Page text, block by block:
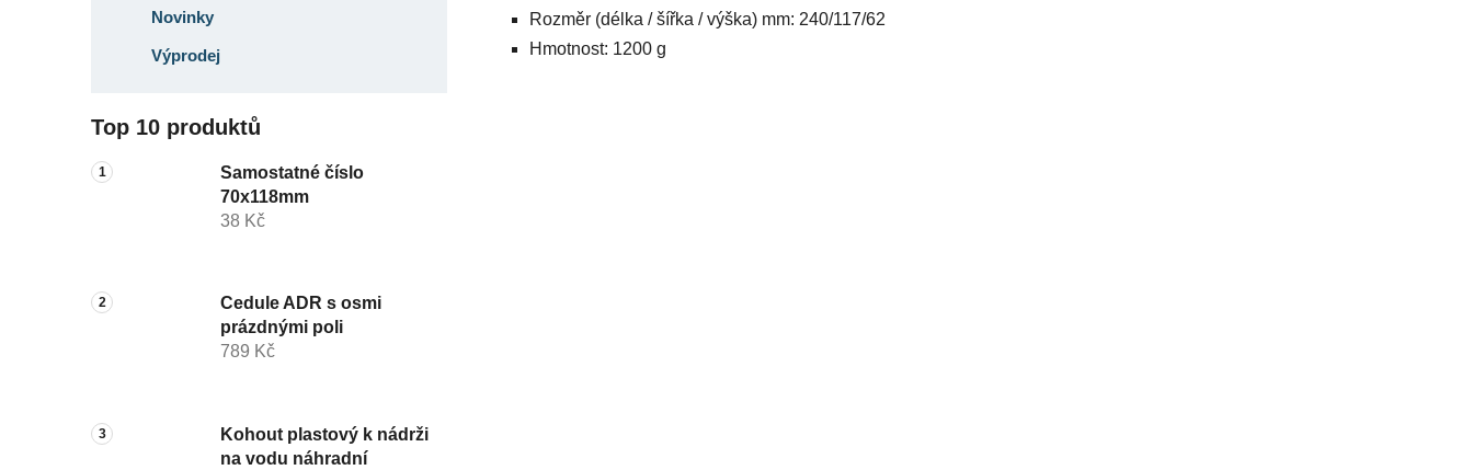
Novinky
Výprodej
Top 10 produktů
Samostatné číslo
70x118mm
38 Kč
Cedule ADR s osmi
prázdnými poli
789 Kč
Kohout plastový k nádrži
na vodu náhradní
Rozměr (délka / šířka / výška) mm: 240/117/62
Hmotnost: 1200 g